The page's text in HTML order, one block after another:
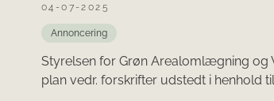
04-07-2025
Annoncering
Styrelsen for Grøn Arealomlægning og
plan vedr. forskrifter udstedt i henhold til